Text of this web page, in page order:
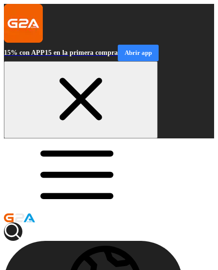
15% con APP15 en la primera compra Abrir app